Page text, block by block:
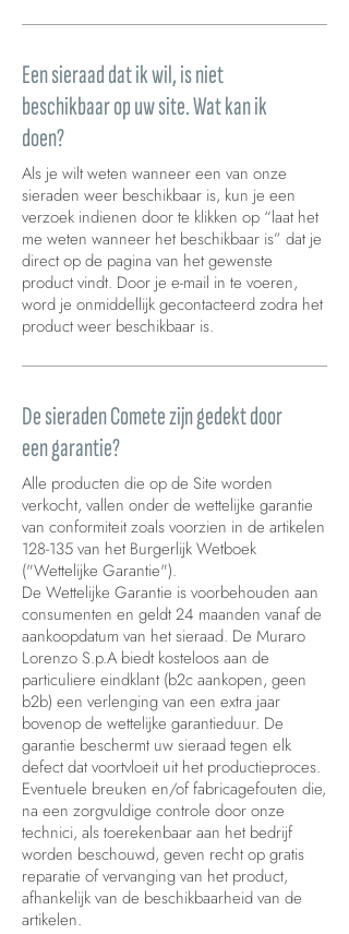
Een sieraad dat ik wil, is niet
beschikbaar op uw site. Wat kan ik
doen?
Als je wilt weten wanneer een van onze
sieraden weer beschikbaar is, kun je een
verzoek indienen door te klikken op “laat het
me weten wanneer het beschikbaar is” dat je
direct op de pagina van het gewenste
product vindt. Door je e-mail in te voeren,
word je onmiddellijk gecontacteerd zodra het
product weer beschikbaar is.
De sieraden Comete zijn gedekt door
een garantie?
Alle producten die op de Site worden
verkocht, vallen onder de wettelijke garantie
van conformiteit zoals voorzien in de artikelen
128-135 van het Burgerlijk Wetboek
("Wettelijke Garantie").
De Wettelijke Garantie is voorbehouden aan
consumenten en geldt 24 maanden vanaf de
aankoopdatum van het sieraad. De Muraro
Lorenzo S.p.A biedt kosteloos aan de
particuliere eindklant (b2c aankopen, geen
b2b) een verlenging van een extra jaar
bovenop de wettelijke garantieduur. De
garantie beschermt uw sieraad tegen elk
defect dat voortvloeit uit het productieproces.
Eventuele breuken en/of fabricagefouten die,
na een zorgvuldige controle door onze
technici, als toerekenbaar aan het bedrijf
worden beschouwd, geven recht op gratis
reparatie of vervanging van het product,
afhankelijk van de beschikbaarheid van de
artikelen.